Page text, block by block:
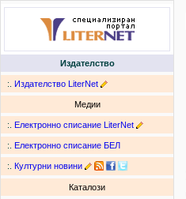
Издателство
:. Издателство LiterNet
Медии
:. Електронно списание LiterNet
:. Електронно списание БЕЛ
:. Културни новини
Каталози